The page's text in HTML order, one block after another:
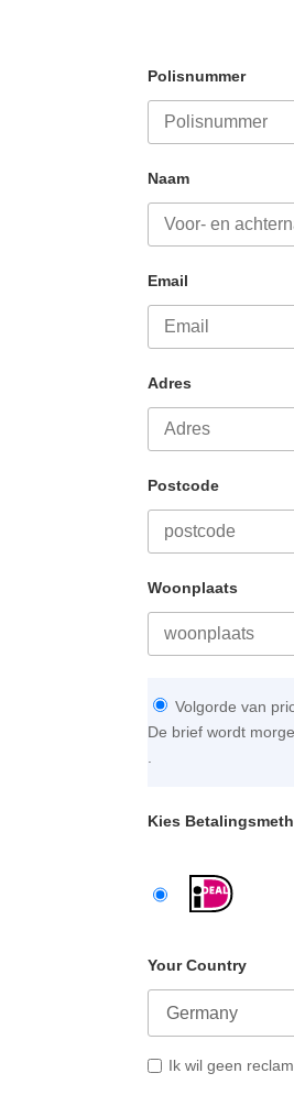
Polisnummer
Naam
Email
Adres
Postcode
Woonplaats
Volgorde van
De brief wordt
Kies
Your Country
Ik wil geen